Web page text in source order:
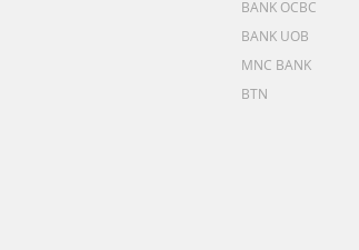
BANK OCBC
BANK UOB
MNC BANK
BTN